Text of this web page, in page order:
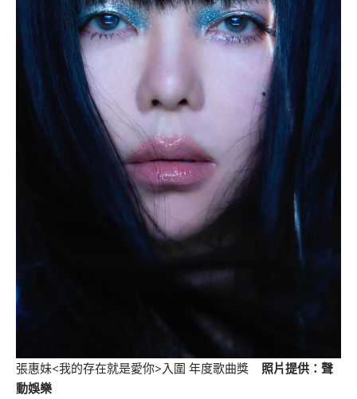
張惠妹<我的存在就是愛你>入圍 年度歌曲獎 照片提供：聲
動娛樂